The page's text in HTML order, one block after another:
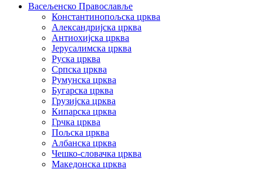
Васељенско Православље
Константинопољска црква
Александријска црква
Антиохијска црква
Јерусалимска црква
Руска црква
Српска црква
Румунска црква
Бугарска црква
Грузијска црква
Кипарска црква
Грчка црква
Пољска црква
Албанска црква
Чешко-словачка црква
Македонска црква